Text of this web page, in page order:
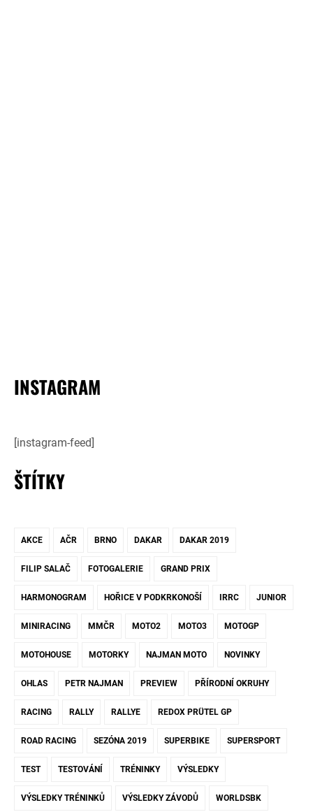
INSTAGRAM
[instagram-feed]
ŠTÍTKY
AKCE AČR BRNO DAKAR DAKAR 2019
FILIP SALAČ FOTOGALERIE GRAND PRIX
HARMONOGRAM HOŘICE V PODKRKONOŠÍ IRRC JUNIOR
MINIRACING MMČR MOTO2 MOTO3 MOTOGP
MOTOHOUSE MOTORKY NAJMAN MOTO NOVINKY
OHLAS PETR NAJMAN PREVIEW PŘÍRODNÍ OKRUHY
RACING RALLY RALLYE REDOX PRÜTEL GP
ROAD RACING SEZÓNA 2019 SUPERBIKE SUPERSPORT
TEST TESTOVÁNÍ TRÉNINKY VÝSLEDKY
VÝSLEDKY TRÉNINKŮ VÝSLEDKY ZÁVODŮ WORLDSBK